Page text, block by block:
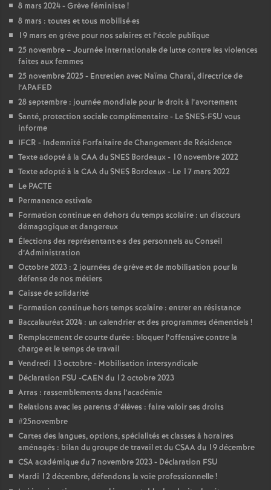
s
E
n
s
e
i
g
n
e
m
e
n
s
d
8 mars 2024 - Grève féministe!
8 mars : toutes et tous mobilisé·es
19 mars en grève pour nos salaires et l’école publique
25 novembre – Journée internationale de lutte contre les violences
faites aux femmes
25 novembre 2025 - Entretien avec Naïma Charaï, directrice de
l’APAFED
28 septembre : journée mondiale pour le droit à l’avortement
Santé, protection sociale complémentaire - Le SNES-FSU vous
informe
IFCR - Indemnité Forfaitaire de Changement de Résidence
Texte adopté à la CAA du SNES Bordeaux - 10 novembre 2022
Texte adopté à la CAA du SNES Bordeaux - Le 17 mars 2022
Le PACTE
Permanence estivale
Formation continue en dehors du temps scolaire : un discours
démagogique et dangereux
Élections des représentant·e·s des personnels au Conseil
d’Administration
Octobre 2023 : 2 journées de grève et de mobilisation pour la
défense de nos métiers
Caisse de solidarité
Formation continue hors temps scolaire : entrer en résistance
Baccalauréat 2024 : un calendrier et des programmes démentiels !
Remplacement de courte durée : bloquer l’offensive contre la
charge et le temps de travail
Vendredi 13 octobre - Mobilisation intersyndicale
Déclaration FSU -CAEN du 12 octobre 2023
Arras : rassemblements dans l’académie
Relations avec les parents d’élèves : faire valoir ses droits
#25novembre
Cartes des langues, options, spécialités et classes à horaires
aménagés : bilan du groupe de travail et du CSAA du 19 décembre
CSA académique du 7 novembre 2023 - Déclaration FSU
Mardi 12 décembre, défendons la voie professionnelle!